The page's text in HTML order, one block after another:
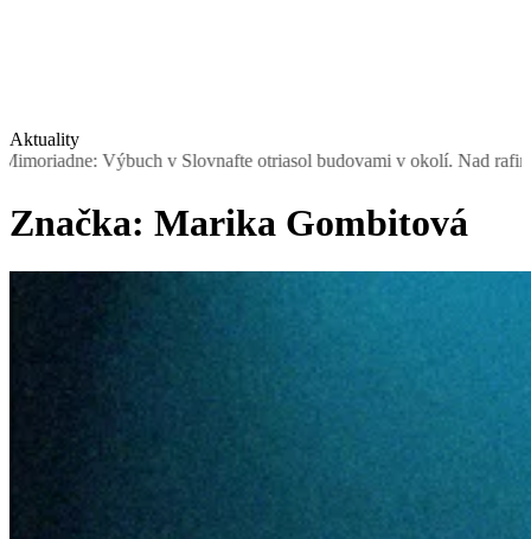
Aktuality
v Slovnafte otriasol budovami v okolí. Nad rafinériou stúpal
Značka: Marika Gombitová